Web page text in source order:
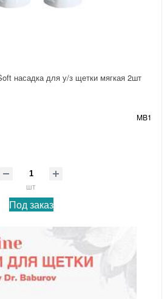
насадка для у/з щетки мягкая 2шт
MB1
шт
Под заказ